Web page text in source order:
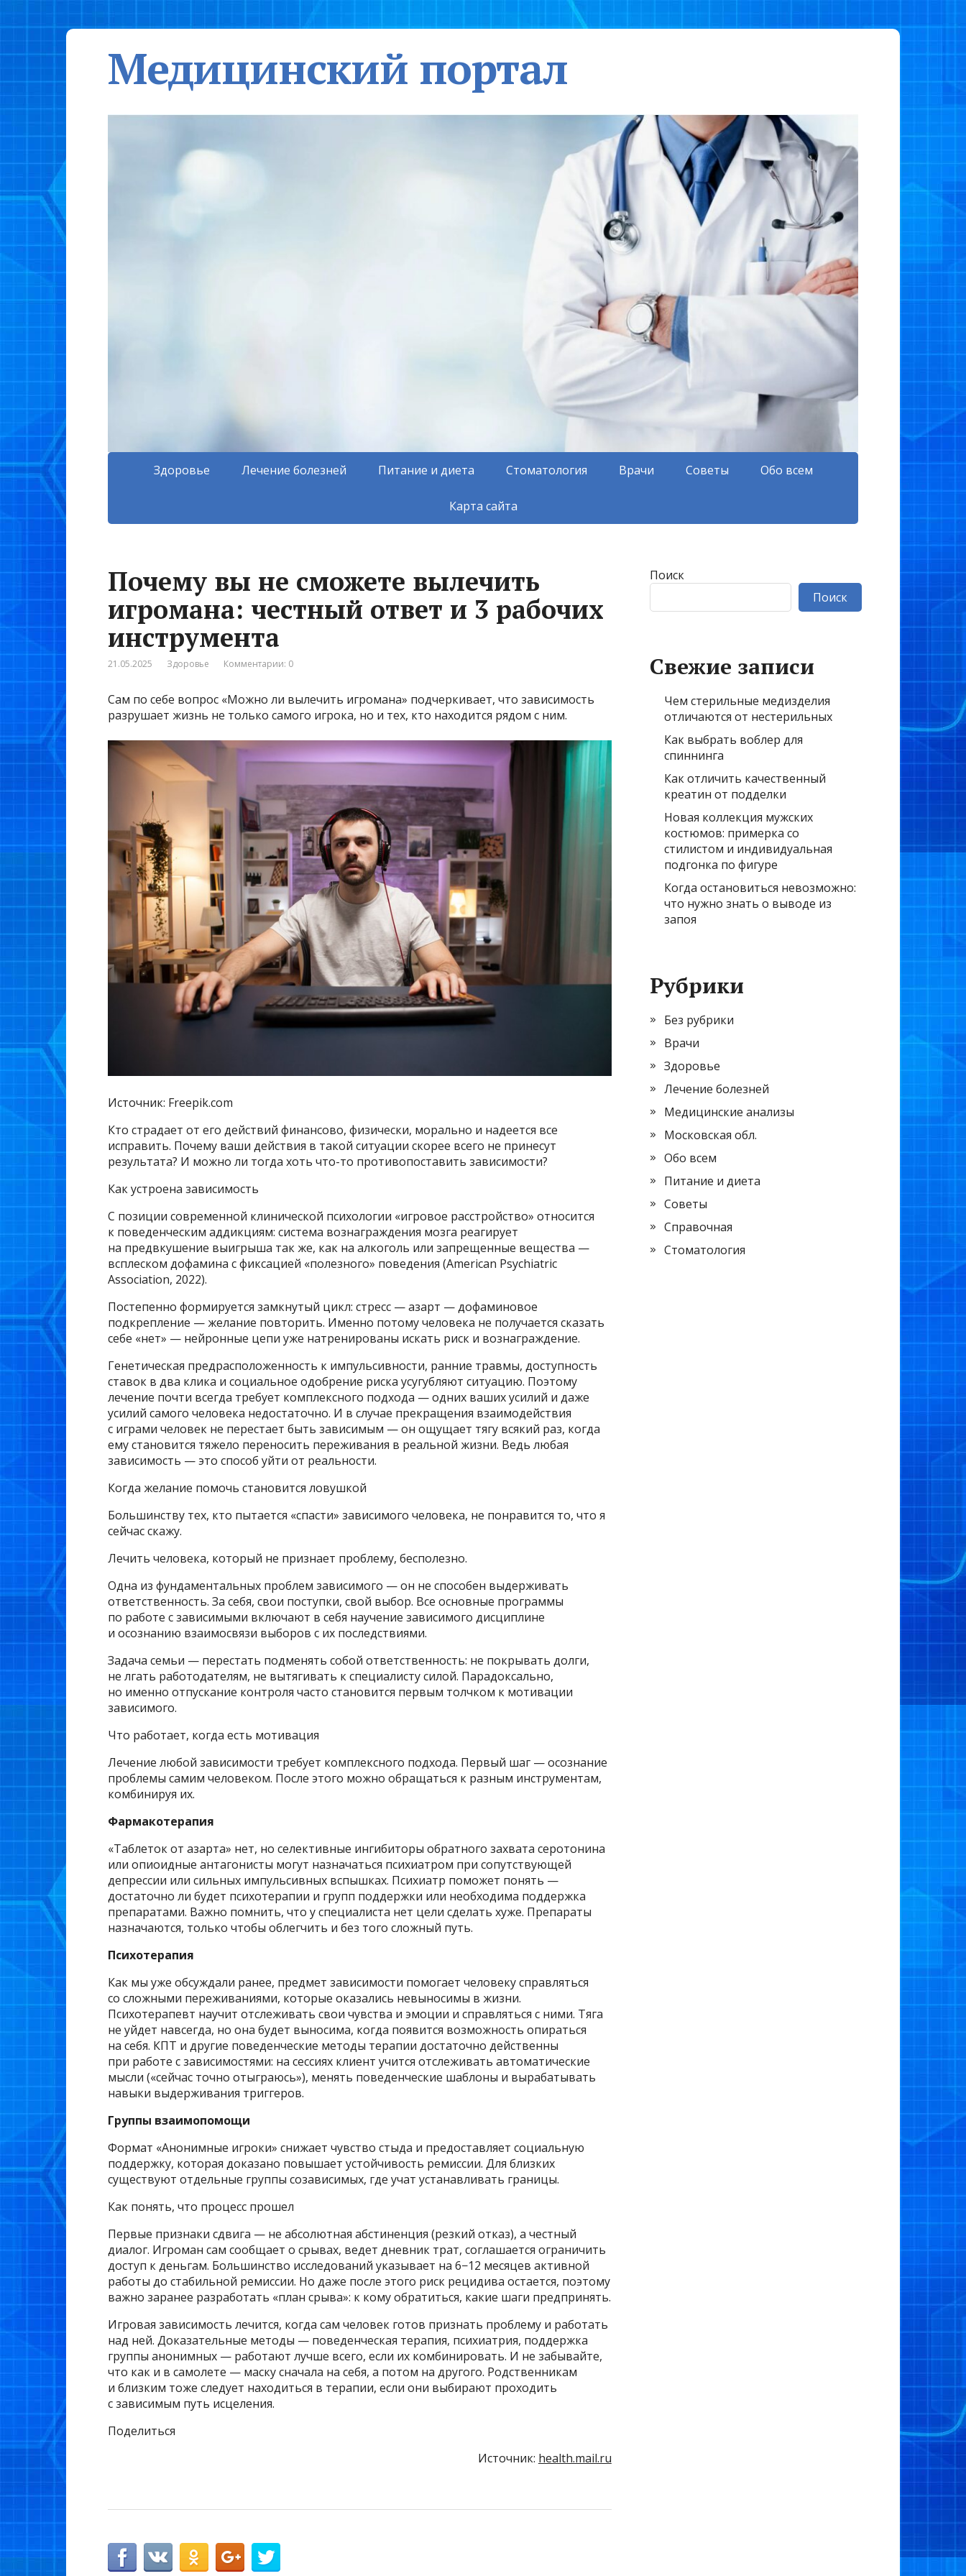
Медицинский портал
Здоровье Лечение болезней Питание и диета Стоматология Врачи Советы Обо всем
Карта сайта
Почему вы не сможете вылечить
игромана: честный ответ и 3 рабочих
инструмента
21.05.2025 Здоровье Комментарии: 0
Сам по себе вопрос «Можно ли вылечить игромана» подчеркивает, что зависимость
разрушает жизнь не только самого игрока, но и тех, кто находится рядом с ним.
Источник: Freepik.com
Кто страдает от его действий финансово, физически, морально и надеется все
исправить. Почему ваши действия в такой ситуации скорее всего не принесут
результата? И можно ли тогда хоть что-то противопоставить зависимости?
Как устроена зависимость
С позиции современной клинической психологии «игровое расстройство» относится
к поведенческим аддикциям: система вознаграждения мозга реагирует
на предвкушение выигрыша так же, как на алкоголь или запрещенные вещества —
всплеском дофамина с фиксацией «полезного» поведения (American Psychiatric
Association, 2022).
Постепенно формируется замкнутый цикл: стресс — азарт — дофаминовое
подкрепление — желание повторить. Именно потому человека не получается сказать
себе «нет» — нейронные цепи уже натренированы искать риск и вознаграждение.
Генетическая предрасположенность к импульсивности, ранние травмы, доступность
ставок в два клика и социальное одобрение риска усугубляют ситуацию. Поэтому
лечение почти всегда требует комплексного подхода — одних ваших усилий и даже
усилий самого человека недостаточно. И в случае прекращения взаимодействия
с играми человек не перестает быть зависимым — он ощущает тягу всякий раз, когда
ему становится тяжело переносить переживания в реальной жизни. Ведь любая
зависимость — это способ уйти от реальности.
Когда желание помочь становится ловушкой
Большинству тех, кто пытается «спасти» зависимого человека, не понравится то, что я
сейчас скажу.
Лечить человека, который не признает проблему, бесполезно.
Одна из фундаментальных проблем зависимого — он не способен выдерживать
ответственность. За себя, свои поступки, свой выбор. Все основные программы
по работе с зависимыми включают в себя научение зависимого дисциплине
и осознанию взаимосвязи выборов с их последствиями.
Задача семьи — перестать подменять собой ответственность: не покрывать долги,
не лгать работодателям, не вытягивать к специалисту силой. Парадоксально,
но именно отпускание контроля часто становится первым толчком к мотивации
зависимого.
Что работает, когда есть мотивация
Лечение любой зависимости требует комплексного подхода. Первый шаг — осознание
проблемы самим человеком. После этого можно обращаться к разным инструментам,
комбинируя их.
Фармакотерапия
«Таблеток от азарта» нет, но селективные ингибиторы обратного захвата серотонина
или опиоидные антагонисты могут назначаться психиатром при сопутствующей
депрессии или сильных импульсивных вспышках. Психиатр поможет понять —
достаточно ли будет психотерапии и групп поддержки или необходима поддержка
препаратами. Важно помнить, что у специалиста нет цели сделать хуже. Препараты
назначаются, только чтобы облегчить и без того сложный путь.
Психотерапия
Как мы уже обсуждали ранее, предмет зависимости помогает человеку справляться
со сложными переживаниями, которые оказались невыносимы в жизни.
Психотерапевт научит отслеживать свои чувства и эмоции и справляться с ними. Тяга
не уйдет навсегда, но она будет выносима, когда появится возможность опираться
на себя. КПТ и другие поведенческие методы терапии достаточно действенны
при работе с зависимостями: на сессиях клиент учится отслеживать автоматические
мысли («сейчас точно отыграюсь»), менять поведенческие шаблоны и вырабатывать
навыки выдерживания триггеров.
Группы взаимопомощи
Формат «Анонимные игроки» снижает чувство стыда и предоставляет социальную
поддержку, которая доказано повышает устойчивость ремиссии. Для близких
существуют отдельные группы созависимых, где учат устанавливать границы.
Как понять, что процесс прошел
Первые признаки сдвига — не абсолютная абстиненция (резкий отказ), а честный
диалог. Игроман сам сообщает о срывах, ведет дневник трат, соглашается ограничить
доступ к деньгам. Большинство исследований указывает на 6−12 месяцев активной
работы до стабильной ремиссии. Но даже после этого риск рецидива остается, поэтому
важно заранее разработать «план срыва»: к кому обратиться, какие шаги предпринять.
Игровая зависимость лечится, когда сам человек готов признать проблему и работать
над ней. Доказательные методы — поведенческая терапия, психиатрия, поддержка
группы анонимных — работают лучше всего, если их комбинировать. И не забывайте,
что как и в самолете — маску сначала на себя, а потом на другого. Родственникам
и близким тоже следует находиться в терапии, если они выбирают проходить
с зависимым путь исцеления.
Поделиться
Источник: health.mail.ru
Поиск
Поиск
Свежие записи
Чем стерильные медизделия
отличаются от нестерильных
Как выбрать воблер для
спиннинга
Как отличить качественный
креатин от подделки
Новая коллекция мужских
костюмов: примерка со
стилистом и индивидуальная
подгонка по фигуре
Когда остановиться невозможно:
что нужно знать о выводе из
запоя
Рубрики
Без рубрики
Врачи
Здоровье
Лечение болезней
Медицинские анализы
Московская обл.
Обо всем
Питание и диета
Советы
Справочная
Стоматология